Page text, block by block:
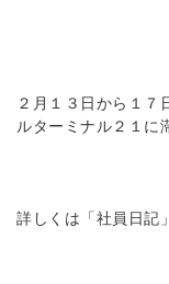
２月１３日から１７
ルターミナル２１に
詳しくは「社員日記